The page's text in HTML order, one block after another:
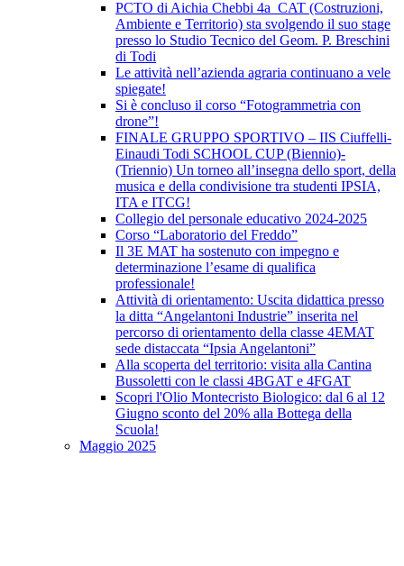
PCTO di Aichia Chebbi 4a_CAT (Costruzioni,
Ambiente e Territorio) sta svolgendo il suo stage
presso lo Studio Tecnico del Geom. P. Breschini
di Todi
Le attività nell’azienda agraria continuano a vele
spiegate!
Si è concluso il corso “Fotogrammetria con
drone”!
FINALE GRUPPO SPORTIVO – IIS Ciuffelli-
Einaudi Todi SCHOOL CUP (Biennio)-
(Triennio) Un torneo all’insegna dello sport, della
musica e della condivisione tra studenti IPSIA,
ITA e ITCG!
Collegio del personale educativo 2024-2025
Corso “Laboratorio del Freddo”
Il 3E MAT ha sostenuto con impegno e
determinazione l’esame di qualifica
professionale!
Attività di orientamento: Uscita didattica presso
la ditta “Angelantoni Industrie” inserita nel
percorso di orientamento della classe 4EMAT
sede distaccata “Ipsia Angelantoni”
Alla scoperta del territorio: visita alla Cantina
Bussoletti con le classi 4BGAT e 4FGAT
Scopri l'Olio Montecristo Biologico: dal 6 al 12
Giugno sconto del 20% alla Bottega della
Scuola!
Maggio 2025